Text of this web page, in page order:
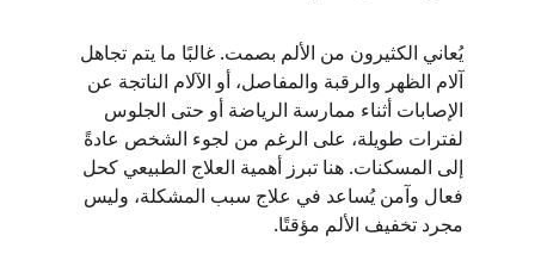
يُعاني الكثيرون من الألم بصمت. غالبًا ما يتم تجاهل
آلام الظهر والرقبة والمفاصل، أو الآلام الناتجة عن
الإصابات أثناء ممارسة الرياضة أو حتى الجلوس
لفترات طويلة، على الرغم من لجوء الشخص عادةً
إلى المسكنات. هنا تبرز أهمية العلاج الطبيعي كحل
فعال وآمن يُساعد في علاج سبب المشكلة، وليس
مجرد تخفيف الألم مؤقتًا.